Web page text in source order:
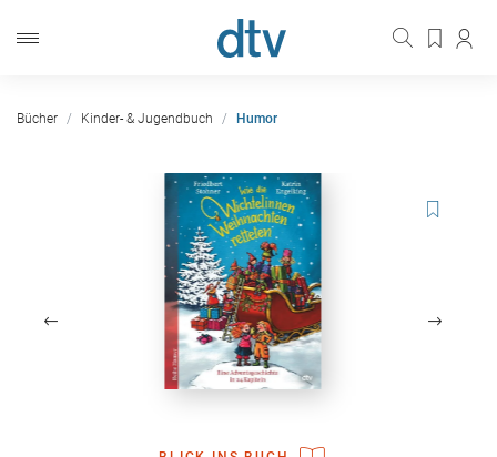
Bücher Kinder- & Jugendbuch Humor